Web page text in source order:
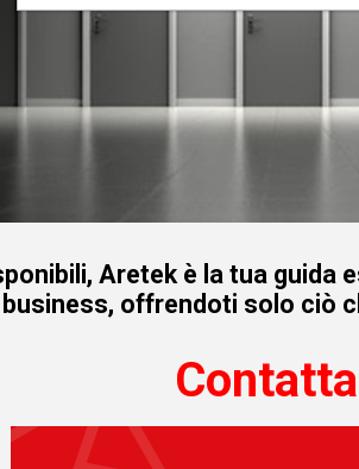
Aretek è la tua
offrendoti solo ciò